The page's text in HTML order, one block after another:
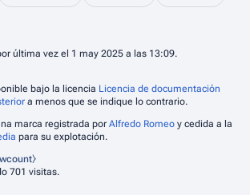
última vez el 1 may 2025 a las 13:09.
bajo la licencia Licencia de documentación
a menos que se indique lo contrario.
marca registrada por Alfredo Romeo y cedida a la
para su explotación.
701 visitas.